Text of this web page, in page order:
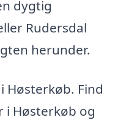
dygtig
Rudersdal
herunder.
Høsterkøb. Find
i Høsterkøb og